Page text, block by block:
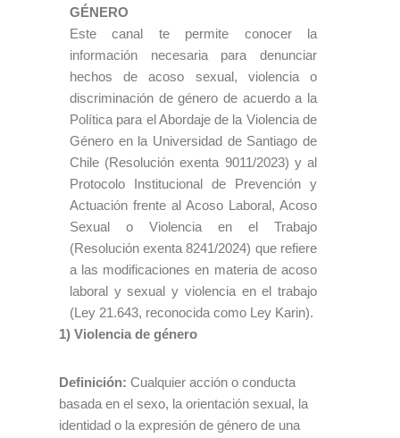
GÉNERO
Este canal te permite conocer la
información necesaria para denunciar
hechos de acoso sexual, violencia o
discriminación de género de acuerdo a la
Política para el Abordaje de la Violencia de
Género en la Universidad de Santiago de
Chile (Resolución exenta 9011/2023) y al
Protocolo Institucional de Prevención y
Actuación frente al Acoso Laboral, Acoso
Sexual o Violencia en el Trabajo
(Resolución exenta 8241/2024) que refiere
a las modificaciones en materia de acoso
laboral y sexual y violencia en el trabajo
(Ley 21.643, reconocida como Ley Karin).
1) Violencia de género
Definición: Cualquier acción o conducta
basada en el sexo, la orientación sexual, la
identidad o la expresión de género de una